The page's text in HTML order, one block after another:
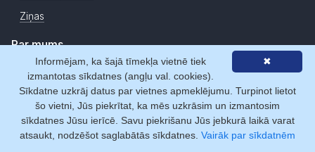
Ziņas
Par mums
Par Firmas.lv
Statistika
Licences
Sadarbības partneri
✖
Informējam, ka šajā tīmekļa vietnē tiek
izmantotas sīkdatnes (angļu val. cookies).
Sīkdatne uzkrāj datus par vietnes apmeklējumu. Turpinot lietot
šo vietni, Jūs piekrītat, ka mēs uzkrāsim un izmantosim
sīkdatnes Jūsu ierīcē. Savu piekrišanu Jūs jebkurā laikā varat
atsaukt, nodzēšot saglabātās sīkdatnes. Vairāk par sīkdatnēm